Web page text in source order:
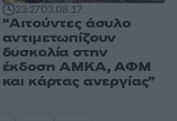
23:2703.08.17
“Αιτούντες άσυλο
αντιμετωπίζουν
δυσκολία στην
έκδοση ΑΜΚΑ, ΑΦΜ
και κάρτας ανεργίας”